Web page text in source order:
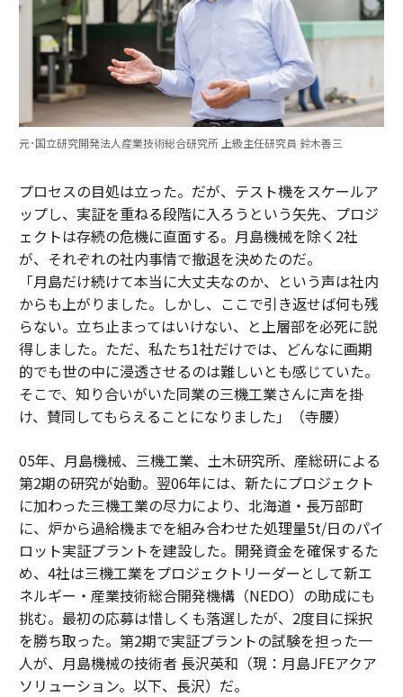
元･国立研究開発法人産業技術総合研究所 上級主任研究員 鈴木善三
プロセスの目処は立った。だが、テスト機をスケールア
ップし、実証を重ねる段階に入ろうという矢先、プロジ
ェクトは存続の危機に直面する。月島機械を除く2社
が、それぞれの社内事情で撤退を決めたのだ。
「月島だけ続けて本当に大丈夫なのか、という声は社内
からも上がりました。しかし、ここで引き返せば何も残
らない。立ち止まってはいけない、と上層部を必死に説
得しました。ただ、私たち1社だけでは、どんなに画期
的でも世の中に浸透させるのは難しいとも感じていた。
そこで、知り合いがいた同業の三機工業さんに声を掛
け、賛同してもらえることになりました」（寺腰）
05年、月島機械、三機工業、土木研究所、産総研による
第2期の研究が始動。翌06年には、新たにプロジェクト
に加わった三機工業の尽力により、北海道・長万部町
に、炉から過給機までを組み合わせた処理量5t/日のパイ
ロット実証プラントを建設した。開発資金を確保するた
め、4社は三機工業をプロジェクトリーダーとして新エ
ネルギー・産業技術総合開発機構（NEDO）の助成にも
挑む。最初の応募は惜しくも落選したが、2度目に採択
を勝ち取った。第2期で実証プラントの試験を担った一
人が、月島機械の技術者 長沢英和（現：月島JFEアクア
ソリューション。以下、長沢）だ。